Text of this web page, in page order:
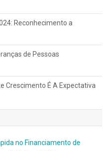
Reconhecimento a
de Pessoas
Crescimento É A Expectativa
no Financiamento de